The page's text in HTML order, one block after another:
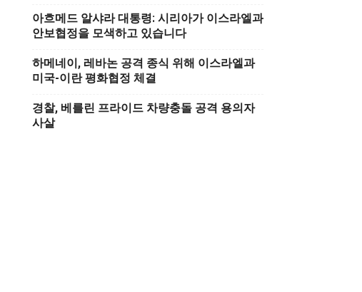
아흐메드 알샤라 대통령: 시리아가 이스라엘과
안보협정을 모색하고 있습니다
하메네이, 레바논 공격 종식 위해 이스라엘과
미국-이란 평화협정 체결
경찰, 베를린 프라이드 차량충돌 공격 용의자
사살